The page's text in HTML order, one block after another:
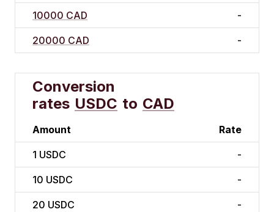
10000 CAD -
20000 CAD -
Conversion
rates USDC to CAD
Amount Rate
1 USDC -
10 USDC -
20 USDC -